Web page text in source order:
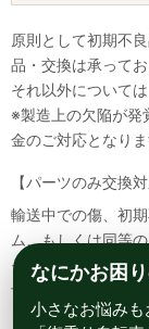
原則として初期不
品・交換は承ってお
それ以外について
※製造上の欠陥が発
金のご対応となりま
【パーツのみ交換
輸送中での傷、初
ム、もしくは同等
その場合該当部品
予めご了承ください
なにかお困
小さなお悩み